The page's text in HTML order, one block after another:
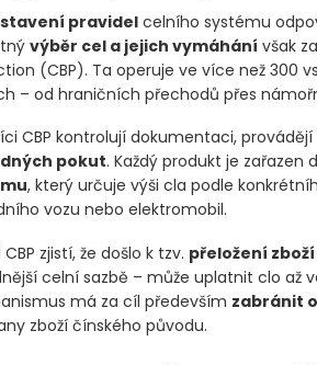
pravidelcelního systému
výběr cel a jejich vymáhání však
(CBP). Ta operuje ve více než 300
– od hraničních přechodů přes
CBP kontrolují dokumentaci,
pokut. Každý produkt je zařazen
, který určuje výši cla podle
vozu nebo elektromobil.
CBP zjistí, že došlo k tzv. přeložení zboží
celní sazbě – může uplatnit clo až
má za cíl především zabránit
zboží čínského původu.